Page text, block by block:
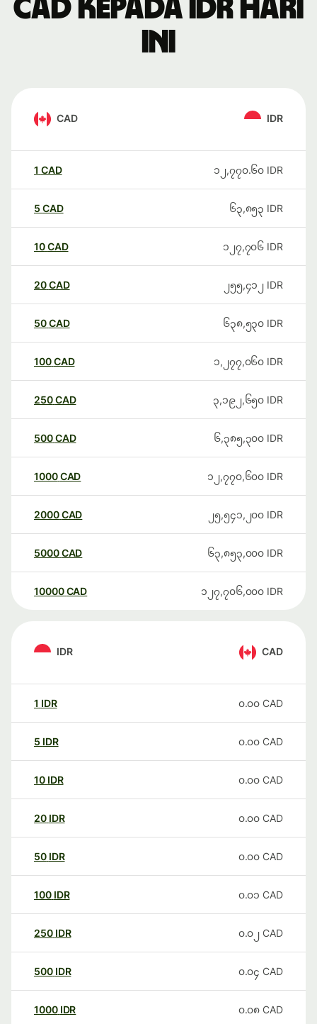
CAD kepada IDR hari
ini
CAD IDR
1 CAD ၁၂,၇၇၀.၆၀ IDR
5 CAD ၆၃,၈၅၃ IDR
10CAD ၁၂၇,၇၀၆ IDR
20CAD ၂၅၅,၄၁၂ IDR
50CAD ၆၃၈,၅၃၀ IDR
100CAD ၁,၂၇၇,၀၆၀ IDR
250CAD ၃,၁၉၂,၆၅၀ IDR
500CAD ၆,၃၈၅,၃၀၀ IDR
1000CAD ၁၂,၇၇၀,၆၀၀ IDR
2000CAD ၂၅,၅၄၁,၂၀၀ IDR
5000CAD ၆၃,၈၅၃,၀၀၀ IDR
10000 CAD ၁၂၇,၇၀၆,၀၀၀ IDR
IDR CAD
1 IDR ၀.၀၀ CAD
5 IDR ၀.၀၀ CAD
10 IDR ၀.၀၀ CAD
20 IDR ၀.၀၀ CAD
50 IDR ၀.၀၀ CAD
100 IDR ၀.၀၁ CAD
250 IDR ၀.၀၂ CAD
500 IDR ၀.၀၄ CAD
1000 IDR ၀.၀၈ CAD